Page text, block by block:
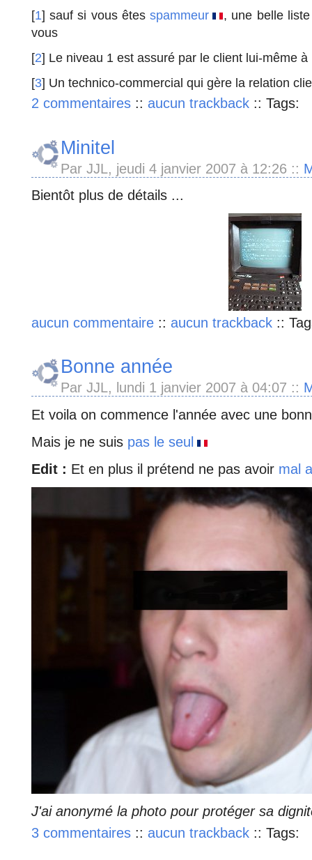
[1] sauf si vous êtesspammeur
, une belle
vous
[2] Le niveau 1 est assuré par le client lui-même
[3] Un technico-commercial qui gère la relation
2 commentaires :: aucun trackback :: Tags:
Minitel
Par JJL, jeudi 4 janvier 2007 à 12:26 ::
Bientôt plus de détails ...
aucun commentaire :: aucun trackback ::
Bonne année
Par JJL, lundi 1 janvier 2007 à 04:07 ::
Et voila on commence l'année avec une
Mais je ne suis pas le seul
Edit : Et en plus il prétend ne pas avoir mal
J'ai anonymé la photo pour protéger sa
3 commentaires :: aucun trackback :: Tags: